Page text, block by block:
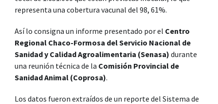
representa una cobertura vacunal del 98, 61%.
Así lo consigna un informe presentado por el Centro
Regional Chaco-Formosa del Servicio Nacional de
Sanidad y Calidad Agroalimentaria (Senasa) durante
una reunión técnica de la Comisión Provincial de
Sanidad Animal (Coprosa).
Los datos fueron extraídos de un reporte del Sistema de